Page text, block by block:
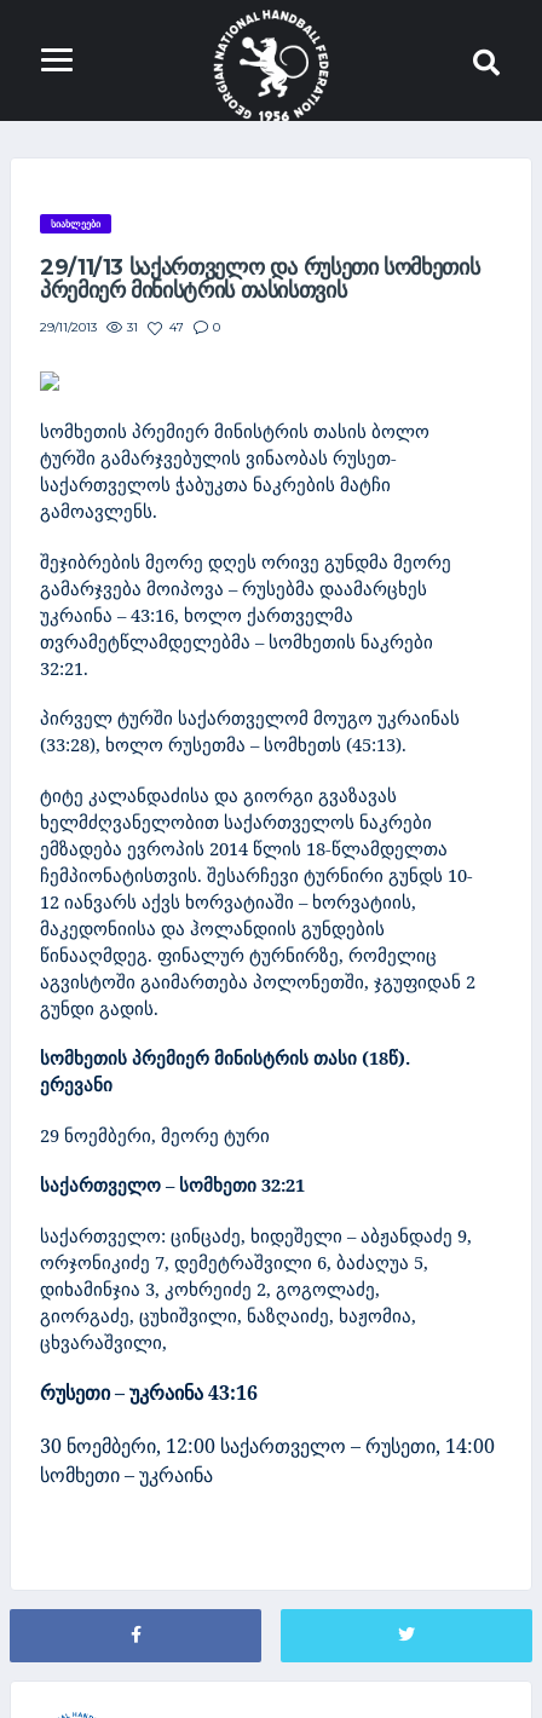
ᲡᲘᲐᲮᲚᲔᲔᲑᲘ
29/11/13 ᲡᲐᲥᲐᲠᲗᲕᲔᲚᲝ ᲓᲐ ᲠᲣᲡᲔᲗᲘ ᲡᲝᲛᲮᲔᲗᲘᲡ
ᲞᲠᲔᲛᲘᲔᲠ ᲛᲘᲜᲘᲡᲢᲠᲘᲡ ᲗᲐᲡᲘᲡᲗᲕᲘᲡ
29/11/2013 31 47 0
სომხეთის პრემიერ მინისტრის თასის ბოლო
ტურში გამარჯვებულის ვინაობას რუსეთ-
საქართველოს ჭაბუკთა ნაკრების მატჩი
გამოავლენს.
შეჯიბრების მეორე დღეს ორივე გუნდმა მეორე
გამარჯვება მოიპოვა – რუსებმა დაამარცხეს
უკრაინა – 43:16, ხოლო ქართველმა
თვრამეტწლამდელებმა – სომხეთის ნაკრები
32:21.
პირველ ტურში საქართველომ მოუგო უკრაინას
(33:28), ხოლო რუსეთმა – სომხეთს (45:13).
ტიტე კალანდაძისა და გიორგი გვაზავას
ხელმძღვანელობით საქართველოს ნაკრები
ემზადება ევროპის 2014 წლის 18-წლამდელთა
ჩემპიონატისთვის. შესარჩევი ტურნირი გუნდს 10-
12 იანვარს აქვს ხორვატიაში – ხორვატიის,
მაკედონიისა და ჰოლანდიის გუნდების
წინააღმდეგ. ფინალურ ტურნირზე, რომელიც
აგვისტოში გაიმართება პოლონეთში, ჯგუფიდან 2
გუნდი გადის.
სომხეთის პრემიერ მინისტრის თასი (18წ).
ერევანი
29 ნოემბერი, მეორე ტური
საქართველო – სომხეთი 32:21
საქართველო: ცინცაძე, ხიდეშელი – აბჟანდაძე 9,
ორჯონიკიძე 7, დემეტრაშვილი 6, ბაძაღუა 5,
დიხამინჯია 3, კოხრეიძე 2, გოგოლაძე,
გიორგაძე, ცუხიშვილი, ნაზღაიძე, ხაჟომია,
ცხვარაშვილი,
რუსეთი – უკრაინა 43:16
30 ნოემბერი, 12:00 საქართველო – რუსეთი, 14:00
სომხეთი – უკრაინა